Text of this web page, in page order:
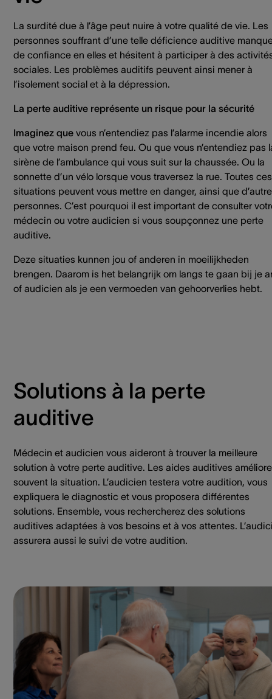
La surdité due à l’âge peut nuire à votre qualité de vie. Les
personnes souffrant d’une telle déficience auditive
de confiance en elles et hésitent à participer à des
sociales. Les problèmes auditifs peuvent ainsi mener à
l’isolement social et à la dépression.
La perte auditive représente un risque pour la sécurité
Imaginez que vous n’entendiez pas l’alarme incendie alors
que votre maison prend feu. Ou que vous n’entendiez pas
sirène de l’ambulance qui vous suit sur la chaussée. Ou la
sonnette d’un vélo lorsque vous traversez la rue. Toutes ces
situations peuvent vous mettre en danger, ainsi que
personnes. C’est pourquoi il est important de consulter
médecin ou votre audicien si vous soupçonnez une perte
auditive.
Deze situaties kunnen jou of anderen in moeilijkheden
brengen. Daarom is het belangrijk om langs te gaan bij je
of audicien als je een vermoeden van gehoorverlies hebt.
Solutions à la perte
auditive
Médecin et audicien vous aideront à trouver la meilleure
solution à votre perte auditive. Les aides auditives
souvent la situation. L’audicien testera votre audition, vous
expliquera le diagnostic et vous proposera différentes
solutions. Ensemble, vous rechercherez des solutions
auditives adaptées à vos besoins et à vos attentes.
assurera aussi le suivi de votre audition.